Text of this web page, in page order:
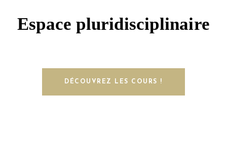
Espace pluridisciplinaire
DÉCOUVREZ LES COURS !